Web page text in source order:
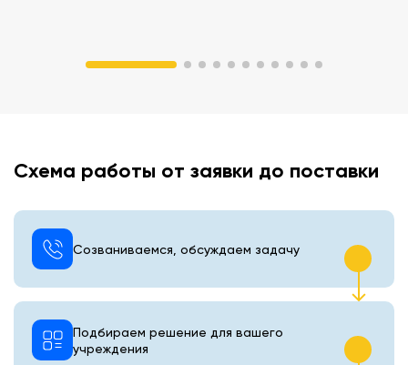
Схема работы от заявки до поставки
Созваниваемся, обсуждаем задачу
Подбираем решение для вашего
учреждения